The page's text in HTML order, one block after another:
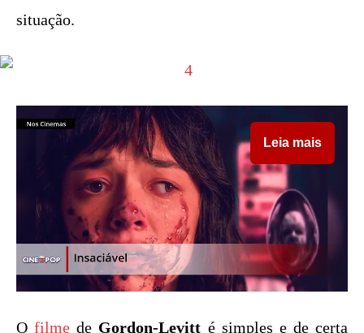
situação.
Leia mais
Ofilme de Gordon-Levitt é simples e de certa